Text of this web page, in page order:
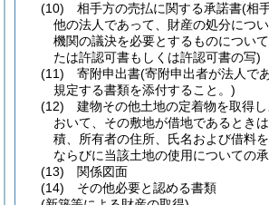
(10)
相手方の売払に関する承諾書(相
他の法人であって、財産の処分につ
機関の議決を必要とするものについ
たは許認可書もしくは許認可書の写)
(11)
寄附申出書(寄附申出者が法人で
規定する書類を添付すること。)
(12)
建物その他土地の定着物を取得
おいて、その敷地が借地であるとき
積、所有者の住所、氏名および借料
ならびに当該土地の使用についての
(13)
関係図面
(14)
その他必要と認める書類